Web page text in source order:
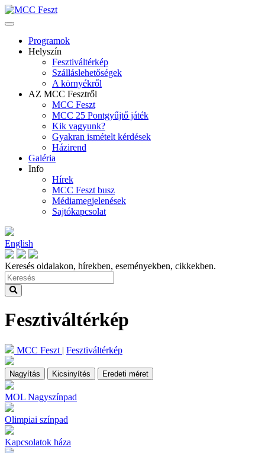
Programok
Helyszín
Fesztiváltérkép
Szálláslehetőségek
A környékről
AZ MCC Fesztről
MCC Feszt
MCC 25 Pontgyűjtő játék
Kik vagyunk?
Gyakran ismételt kérdések
Házirend
Galéria
Info
Hírek
MCC Feszt busz
Médiamegjelenések
Sajtókapcsolat
English
Keresés oldalakon, hírekben, eseményekben, cikkekben.
Fesztiváltérkép
MCC Feszt | Fesztiváltérkép
Nagyítás Kicsinyítés Eredeti méret
MOL Nagyszínpad
Olimpiai színpad
Kapcsolatok háza